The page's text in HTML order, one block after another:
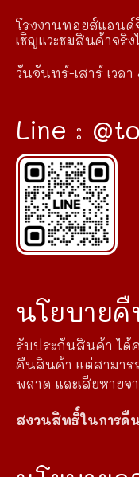
โรงงานทอยส์แอน
เชิญแวะชมสินค้าจริ
วันจันทร์-เสาร์ เวล
Line :
นโยบาย
รับประกันสินค้า ได้
คืนสินค้า แต่สามาร
พลาด และเสียหาย
สงวนสิทธิ์ในการคื